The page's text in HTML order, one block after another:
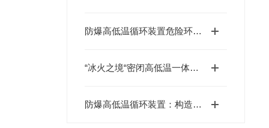
防爆高低温循环装置危险环境下的精密温控守护者
“冰火之境“密闭高低温一体机的科技密码与工业革新
防爆高低温循环装置：构造原理与应用解析